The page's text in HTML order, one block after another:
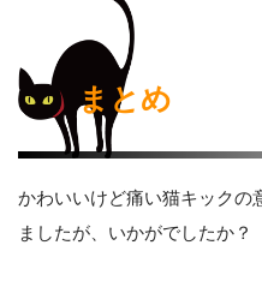
まとめ
かわいいけど痛い猫キックの
ましたが、いかがでしたか？